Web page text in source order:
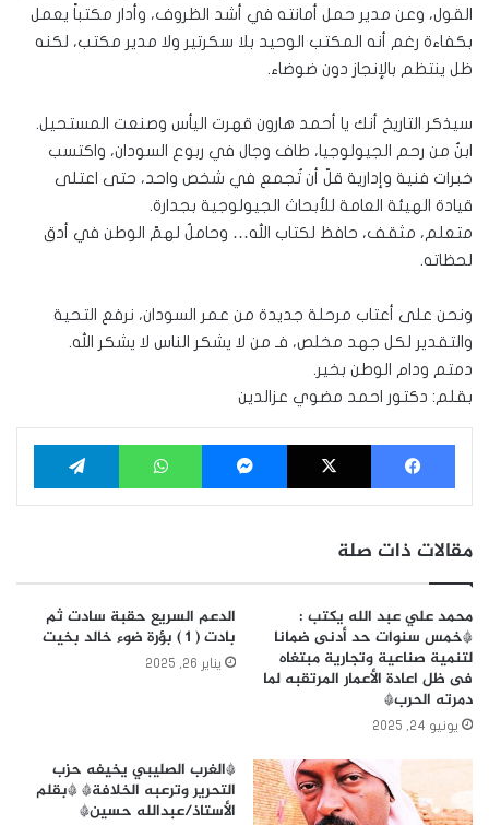
القول، وعن مدير حمل أمانته في أشد الظروف، وأدار مكتباً يعمل
بكفاءة رغم أنه المكتب الوحيد بلا سكرتير ولا مدير مكتب، لكنه
ظل ينتظم بالإنجاز دون ضوضاء.
سيذكر التاريخ أنك يا أحمد هارون قهرت اليأس وصنعت المستحيل.
ابنٌ من رحم الجيولوجيا، طاف وجال في ربوع السودان، واكتسب
خبرات فنية وإدارية قلّ أن تُجمع في شخص واحد، حتى اعتلى
قيادة الهيئة العامة للأبحاث الجيولوجية بجدارة.
متعلم، مثقف، حافظ لكتاب الله… وحاملٌ لهمّ الوطن في أدق
لحظاته.
ونحن على أعتاب مرحلة جديدة من عمر السودان، نرفع التحية
والتقدير لكل جهد مخلص، فـ من لا يشكر الناس لا يشكر الله.
دمتم ودام الوطن بخير.
بقلم: دكتور احمد مضوي عزالدين
فيسبوك ‫X ماسنجر واتساب
مقالات ذات صلة
محمد علي عبد الله يكتب :
*خمس سنوات حد أدنى ضمانا
لتنمية صناعية وتجارية مبتغاه
فى ظل اعادة الأعمار المرتقبه لما
دمرته الحرب*
يونيو 24, 2025
الدعم السريع حقبة سادت ثم
بادت ( 1 ) بؤرة ضوء خالد بخيت
يناير 26, 2025
*الغرب الصليبي يخيفه حزب
التحرير وترعبه الخلافة* *بقلم
الأستاذ/عبدالله حسين*